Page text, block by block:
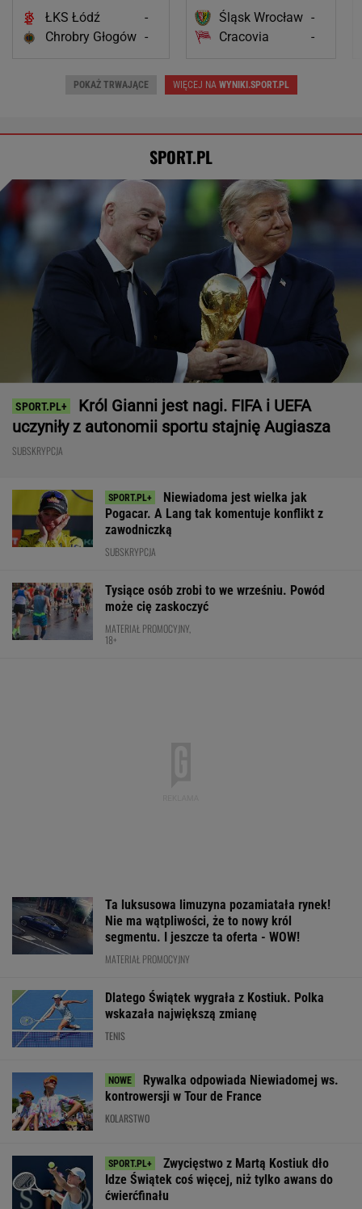
ŁKS Łódź
-
Chrobry Głogów -
Śląsk Wrocław -
Cracovia
-
POKAŻ TRWAJĄCE WIĘCEJ NAWYNIKI.SPORT.PL
SPORT.PL
Król Gianni jest nagi. FIFA i UEFA
uczyniły z autonomii sportu stajnię Augiasza
SUBSKRYPCJA
Niewiadoma jest wielka jak
Pogacar. A Lang tak komentuje konflikt z
zawodniczką
SUBSKRYPCJA
Tysiące osób zrobi to we wrześniu. Powód
może cię zaskoczyć
MATERIAŁ PROMOCYJNY,
18+
Ta luksusowa limuzyna pozamiatała rynek!
Nie ma wątpliwości, że to nowy król
segmentu. I jeszcze ta oferta - WOW!
MATERIAŁ PROMOCYJNY
Dlatego Świątek wygrała z Kostiuk. Polka
wskazała największą zmianę
TENIS
Rywalka odpowiada Niewiadomej ws.
kontrowersji w Tour de France
KOLARSTWO
Zwycięstwo z Martą Kostiuk dło
Idze Świątek coś więcej, niż tylko awans do
ćwierćfinału